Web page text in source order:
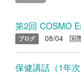
第2回 COSMO
ブログ 08/04 国
保健講話（1年次